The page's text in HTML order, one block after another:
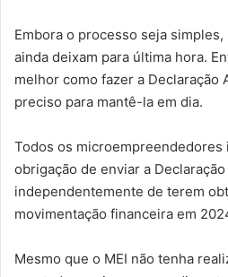
Embora o processo seja
ainda deixam para última hora.
melhor como fazer a Declaração
preciso para mantê-la em dia.
Todos os microempreendedores
obrigação de enviar a
independentemente de terem
movimentação financeira em
Mesmo que o MEI não tenha